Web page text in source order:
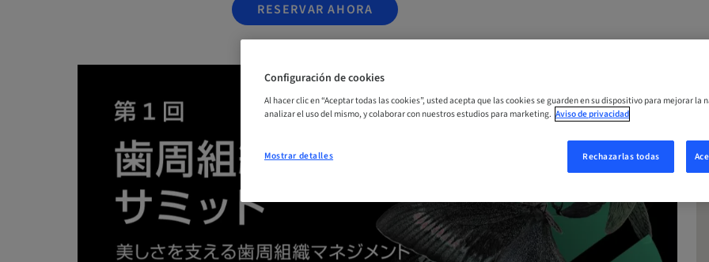
RESERVAR AHORA
Configuración de cookies
Al hacer clic en “Aceptar todas las cookies”, usted acepta que las cookies se guarden en su dispositivo para mejorar la
analizar el uso del mismo, y colaborar con nuestros estudios para marketing. Aviso de privacidad
Rechazarlas todas
Mostrar detalles